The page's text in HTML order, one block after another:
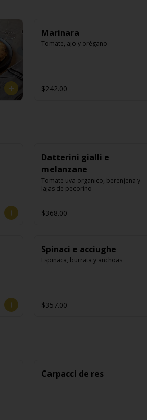
Marinara
Tomate, ajo y orégano
$242.00
Datterini gialli e
melanzane
Tomate uva organico, berenjena y
lajas de pecorino
$368.00
Spinaci e acciughe
Espinaca, burrata y anchoas
$357.00
Carpacci de res